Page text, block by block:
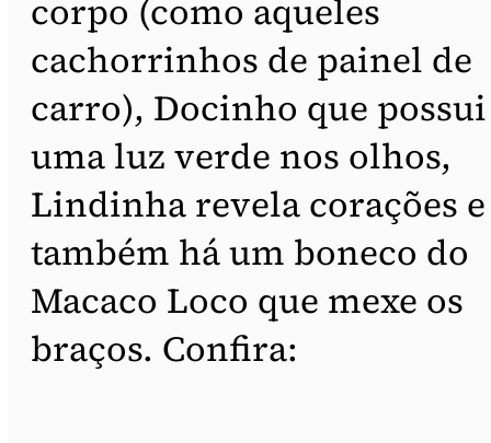
corpo (como aqueles
cachorrinhos de painel de
carro), Docinho que possui
uma luz verde nos olhos,
Lindinha revela corações e
também há um boneco do
Macaco Loco que mexe os
braços. Confira: